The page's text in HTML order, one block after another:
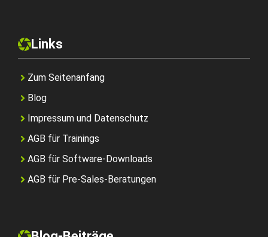
Links
Zum Seitenanfang
Blog
Impressum und Datenschutz
AGB für Trainings
AGB für Software-Downloads
AGB für Pre-Sales-Beratungen